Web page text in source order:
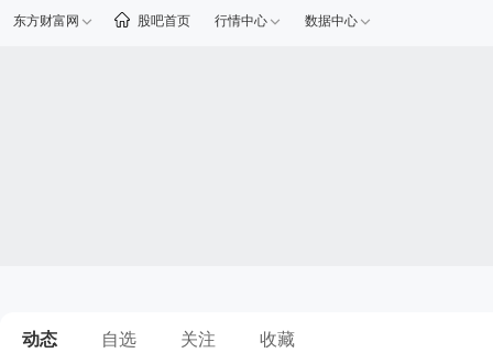
东方财富网 股吧首页 行情中心 数据中心
动态 自选 关注 收藏